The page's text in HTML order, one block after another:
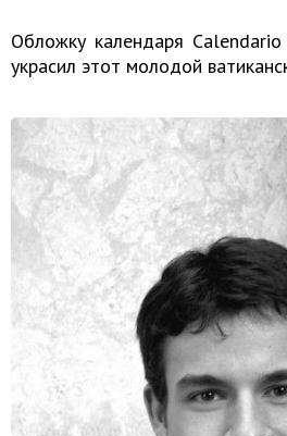
Обложку календаря
украсил этот молодой